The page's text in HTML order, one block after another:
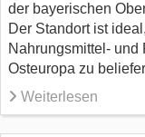
der bayerischen
Der Standort ist
Nahrungsmittel- und
Osteuropa zu
Weiterlesen